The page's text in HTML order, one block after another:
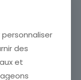
POSTALE
des
et